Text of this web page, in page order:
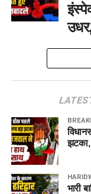
झटका,
भारी